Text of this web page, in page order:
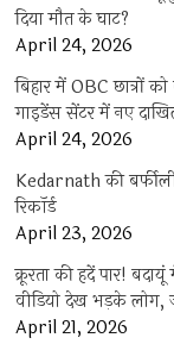
दिया मौत के घाट?
April 24, 2026
बिहार में OBC छात्रों
गाइडेंस सेंटर में नए
April 24, 2026
Kedarnath की बर्फीली
रिकॉर्ड
April 23, 2026
क्रूरता की हदें पार!
वीडियो देख भड़के
April 21, 2026